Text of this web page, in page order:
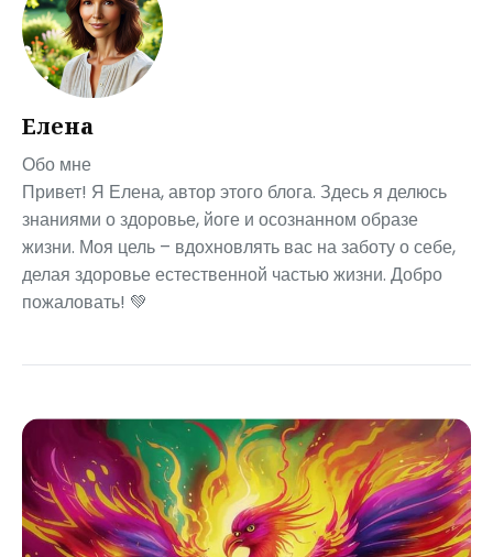
Елена
Обо мне
Привет! Я Елена, автор этого блога. Здесь я делюсь
знаниями о здоровье, йоге и осознанном образе
жизни. Моя цель – вдохновлять вас на заботу о себе,
делая здоровье естественной частью жизни. Добро
пожаловать! 💚